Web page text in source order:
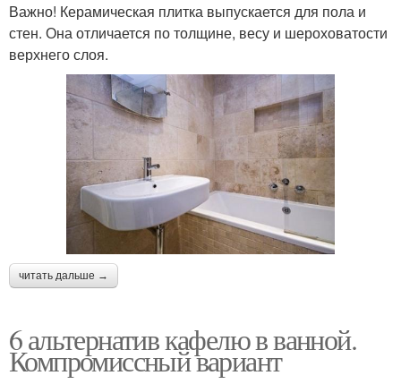
Важно! Керамическая плитка выпускается для пола и
стен. Она отличается по толщине, весу и шероховатости
верхнего слоя.
читать дальше →
6 альтернатив кафелю в ванной.
Компромиссный вариант